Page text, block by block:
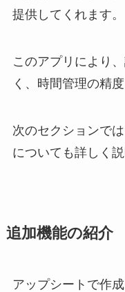
提供してくれます。
このアプリにより
く、時間管理の精
次のセクションで
についても詳しく説
追加機能の紹介
アップシートで作